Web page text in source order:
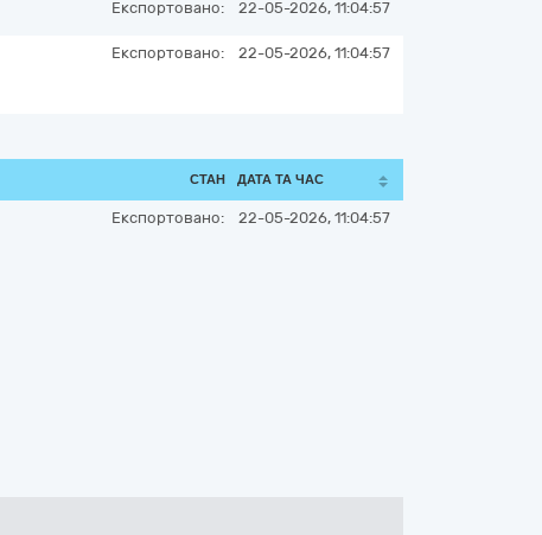
Експортовано: 22-05-2026, 11:04:57
Експортовано: 22-05-2026, 11:04:57
СТАН ДАТА ТА ЧАС
Експортовано: 22-05-2026, 11:04:57